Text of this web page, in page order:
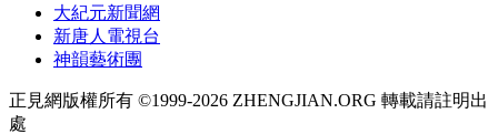
大紀元新聞網
新唐人電視台
神韻藝術團
正見網版權所有 ©1999-2026 ZHENGJIAN.ORG 轉載請註明出
處